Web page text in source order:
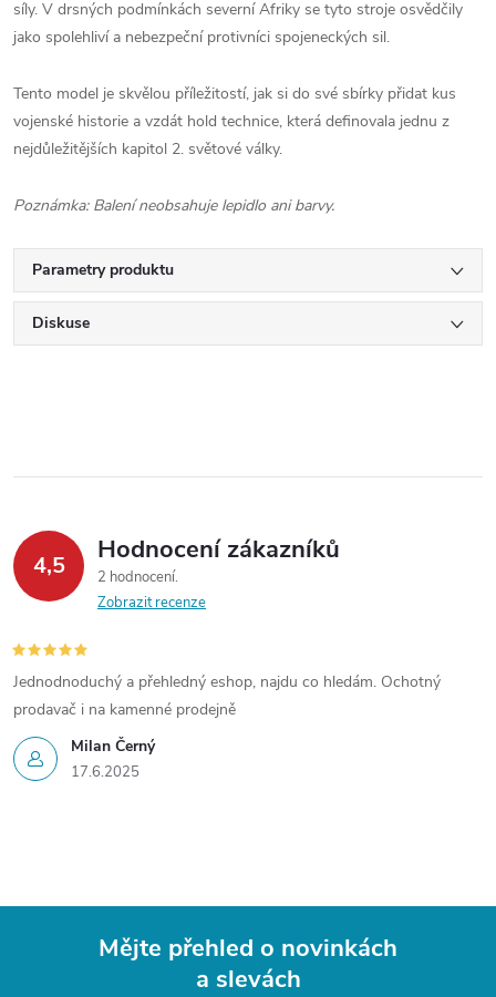
síly. V drsných podmínkách severní Afriky se tyto stroje osvědčily
jako spolehliví a nebezpeční protivníci spojeneckých sil.
Tento model je skvělou příležitostí, jak si do své sbírky přidat kus
vojenské historie a vzdát hold technice, která definovala jednu z
nejdůležitějších kapitol 2. světové války.
Poznámka: Balení neobsahuje lepidlo ani barvy.
Parametry produktu
Diskuse
4,5 Hodnocení zákazníků
2 hodnocení
Zobrazit recenze
Milan Černý
17.6.2025
Jednodnoduchý a přehledný eshop, najdu co hledám. Ochotný
prodavač i na kamenné prodejně
Mějte přehled o novinkách
a slevách